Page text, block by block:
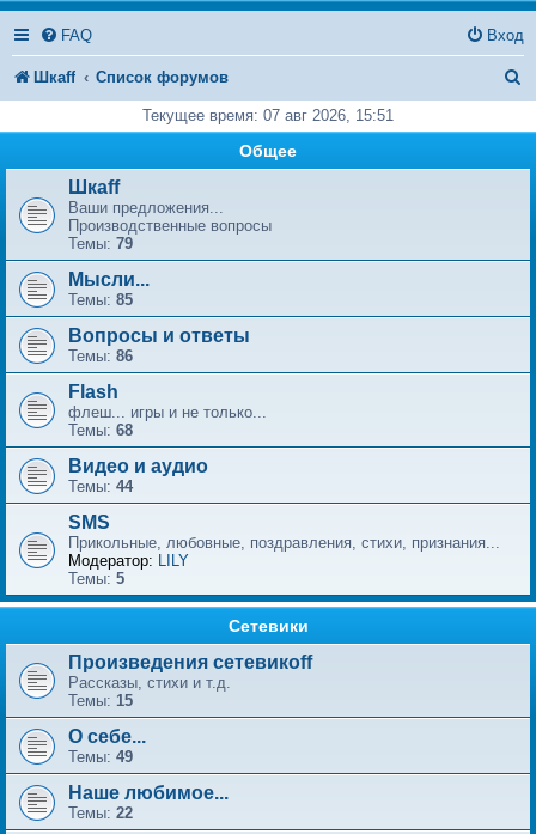
FAQ Вход
Шкаff Список форумов
Текущее время: 07 авг 2026, 15:51
Общее
Шкаff
Ваши предложения...
Производственные вопросы
Темы: 79
Мысли...
Темы: 85
Вопросы и ответы
Темы: 86
Flash
флеш... игры и не только...
Темы: 68
Видео и аудио
Темы: 44
SMS
Прикольные, любовные, поздравления, стихи, признания...
Модератор: LILY
Темы: 5
Сетевики
Произведения сетевикоff
Рассказы, стихи и т.д.
Темы: 15
О себе...
Темы: 49
Наше любимое...
Темы: 22